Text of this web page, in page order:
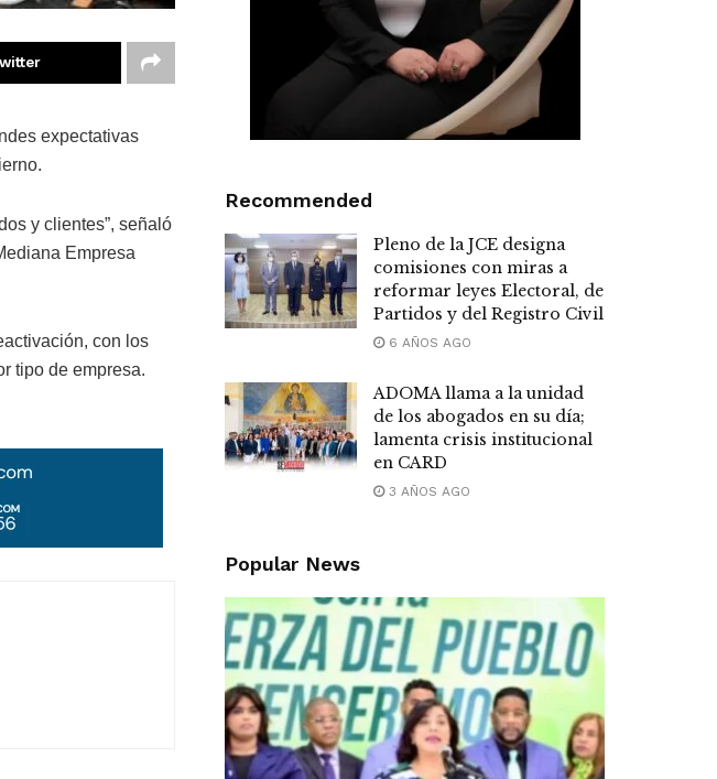
expectativas
y clientes”, señaló
Empresa
con los
tipo de empresa.
Recommended
Pleno de la JCE designa
comisiones con miras a
reformar leyes Electoral, de
Partidos y del Registro Civil
6 AÑOS AGO
ADOMA llama a la unidad
de los abogados en su día;
lamenta crisis institucional
en CARD
3 AÑOS AGO
Popular News